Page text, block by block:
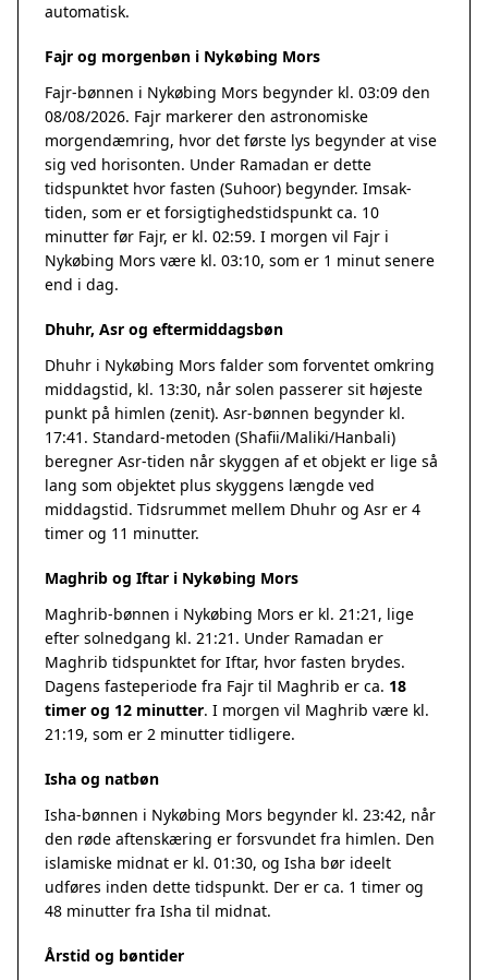
automatisk.
Fajr og morgenbøn i Nykøbing Mors
Fajr-bønnen i Nykøbing Mors begynder kl. 03:09 den
08/08/2026. Fajr markerer den astronomiske
morgendæmring, hvor det første lys begynder at vise
sig ved horisonten. Under Ramadan er dette
tidspunktet hvor fasten (Suhoor) begynder. Imsak-
tiden, som er et forsigtighedstidspunkt ca. 10
minutter før Fajr, er kl. 02:59. I morgen vil Fajr i
Nykøbing Mors være kl. 03:10, som er 1 minut senere
end i dag.
Dhuhr, Asr og eftermiddagsbøn
Dhuhr i Nykøbing Mors falder som forventet omkring
middagstid, kl. 13:30, når solen passerer sit højeste
punkt på himlen (zenit). Asr-bønnen begynder kl.
17:41. Standard-metoden (Shafii/Maliki/Hanbali)
beregner Asr-tiden når skyggen af et objekt er lige så
lang som objektet plus skyggens længde ved
middagstid. Tidsrummet mellem Dhuhr og Asr er 4
timer og 11 minutter.
Maghrib og Iftar i Nykøbing Mors
Maghrib-bønnen i Nykøbing Mors er kl. 21:21, lige
efter solnedgang kl. 21:21. Under Ramadan er
Maghrib tidspunktet for Iftar, hvor fasten brydes.
Dagens fasteperiode fra Fajr til Maghrib er ca. 18
timer og 12 minutter. I morgen vil Maghrib være kl.
21:19, som er 2 minutter tidligere.
Isha og natbøn
Isha-bønnen i Nykøbing Mors begynder kl. 23:42, når
den røde aftenskæring er forsvundet fra himlen. Den
islamiske midnat er kl. 01:30, og Isha bør ideelt
udføres inden dette tidspunkt. Der er ca. 1 timer og
48 minutter fra Isha til midnat.
Årstid og bøntider